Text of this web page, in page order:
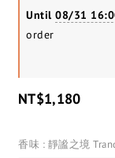
Until 08/31
order
NT$1,180
香味 : 靜謐之境